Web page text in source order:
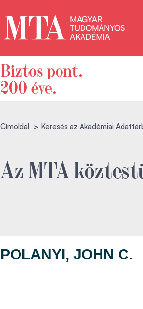
Címoldal Keresés az Akadémiai
Az MTA
POLANYI, JOHN C.